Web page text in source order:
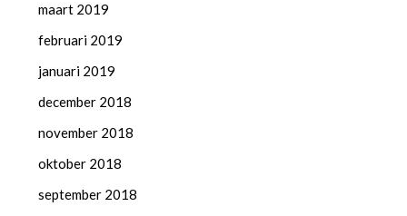
maart 2019
februari 2019
januari 2019
december 2018
november 2018
oktober 2018
september 2018